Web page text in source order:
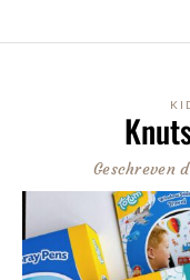
Geschreven